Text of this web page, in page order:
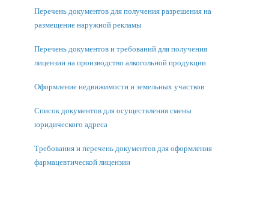
Перечень документов для получения разрешения на
размещение наружной рекламы
Перечень документов и требований для получения
лицензии на производство алкогольной продукции
Оформление недвижимости и земельных участков
Список документов для осуществления смены
юридического адреса
Требования и перечень документов для оформления
фармацевтической лицензии